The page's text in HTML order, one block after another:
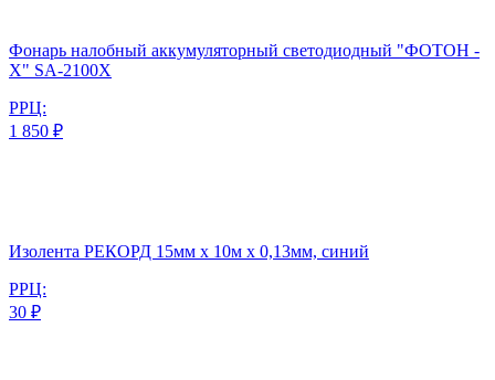
Фонарь налобный аккумуляторный светодиодный "ФОТОН -
Х" SA-2100X
РРЦ:
1 850 ₽
Изолента РЕКОРД 15мм х 10м х 0,13мм, синий
РРЦ:
30 ₽